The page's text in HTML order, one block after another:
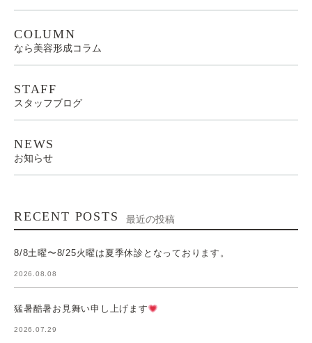
COLUMN
なら美容形成コラム
STAFF
スタッフブログ
NEWS
お知らせ
RECENT POSTS 最近の投稿
8/8土曜〜8/25火曜は夏季休診となっております。
2026.08.08
猛暑酷暑お見舞い申し上げます
2026.07.29